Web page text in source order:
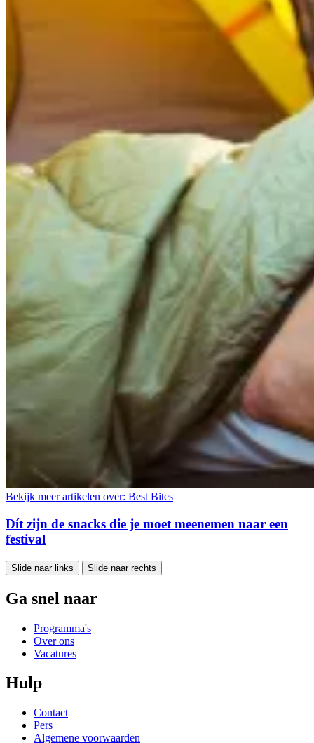
Bekijk meer artikelen over: Best Bites
Dít zijn de snacks die je moet meenemen naar een
festival
Slide naar links Slide naar rechts
Ga snel naar
Programma's
Over ons
Vacatures
Hulp
Contact
Pers
Algemene voorwaarden